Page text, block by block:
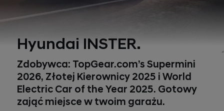
Hyundai INSTER.
Zdobywca: TopGear.com’s Supermini
2026, Złotej Kierownicy 2025 i World
Electric Car of the Year 2025. Gotowy
zająć miejsce w twoim garażu.